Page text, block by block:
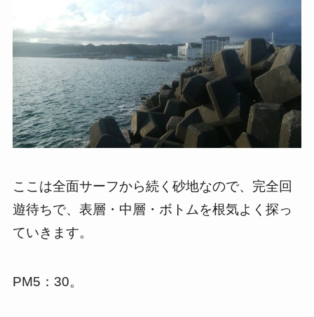
ここは全面サーフから続く砂地なので、完全回
遊待ちで、表層・中層・ボトムを根気よく探っ
ていきます。
PM5：30。